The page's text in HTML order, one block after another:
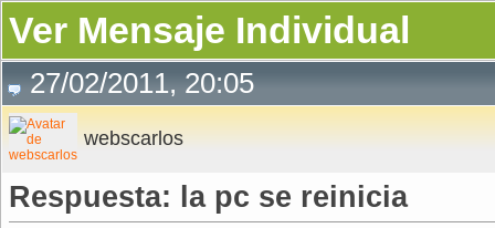
Ver Mensaje Individual
27/02/2011, 20:05
webscarlos
Respuesta: la pc se reinicia